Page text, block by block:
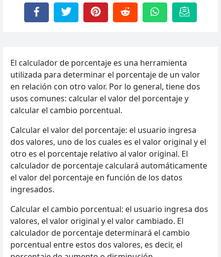
El calculador de porcentaje es una herramienta
utilizada para determinar el porcentaje de un valor
en relación con otro valor. Por lo general, tiene dos
usos comunes: calcular el valor del porcentaje y
calcular el cambio porcentual.
Calcular el valor del porcentaje: el usuario ingresa
dos valores, uno de los cuales es el valor original y el
otro es el porcentaje relativo al valor original. El
calculador de porcentaje calculará automáticamente
el valor del porcentaje en función de los datos
ingresados.
Calcular el cambio porcentual: el usuario ingresa dos
valores, el valor original y el valor cambiado. El
calculador de porcentaje determinará el cambio
porcentual entre estos dos valores, es decir, el